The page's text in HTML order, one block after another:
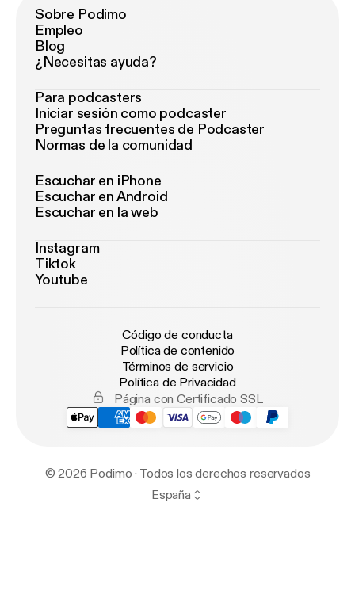
Sobre Podimo
Empleo
Blog
¿Necesitas ayuda?
Para podcasters
Iniciar sesión como podcaster
Preguntas frecuentes de Podcaster
Normas de la comunidad
Escuchar en iPhone
Escuchar en Android
Escuchar en la web
Instagram
Tiktok
Youtube
Código de conducta
Política de contenido
Términos de servicio
Política de Privacidad
Página con Certificado SSL
© 2026 Podimo · Todos los derechos reservados
España